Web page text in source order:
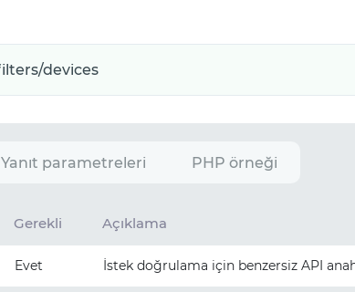
Yanıt parametreleri PHP örneği
Gerekli Açıklama
Evet İstek doğrulama için benzersiz API